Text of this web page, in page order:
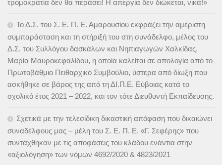
τρομοκρατία δεν θα περάσει! Η απεργία δεν διώκεται, νικά!»
Το Δ.Σ. του Σ. Ε. Π. Ε. Αμαρουσίου εκφράζει την αμέριστη
συμπαράσταση και τη στήριξή του στη συνάδελφο, μέλος του
Δ.Σ. του Συλλόγου δασκάλων και Νηπιαγωγών Χαλκίδας,
Μαρία Μαυροκεφαλίδου, η οποία καλείται σε απολογία από το
Πρωτοβάθμιο Πειθαρχικό Συμβούλιο, ύστερα από δίωξη που
ασκήθηκε σε βάρος της από τη ΔΙ.Π.Ε. Εύβοιας κατά το
σχολικό έτος 2021 – 2022, και τον τότε Διευθυντή Εκπαίδευσης.
Σχετικά με την τελεσίδικη δικαστική απόφαση που δικαιώνει
συναδέλφους μας – μέλη του Σ. Ε. Π. Ε. «Γ. Σεφέρης» που
συντάχθηκαν με τις αποφάσεις του κλάδου ενάντια στην
«αξιολόγηση» των νόμων 4692/2020 & 4823/2021